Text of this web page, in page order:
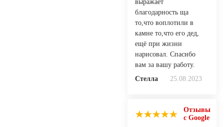
выражает
благодарность ща
то,что воплотили в
камне то,что его дед,
ещё при жизни
нарисовал. Спасибо
вам за вашу работу.
Стелла
25.08.2023
Отзывы
с Google